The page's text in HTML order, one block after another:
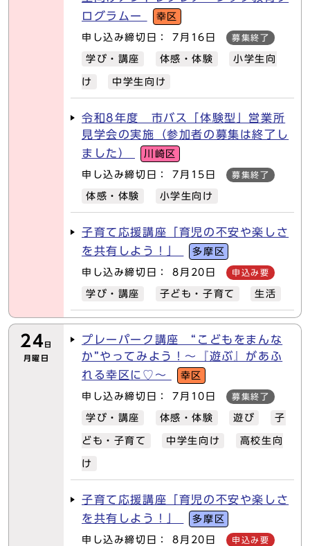
ログラムー
幸区
申し込み締切日： 7月16日 募集終了
学び・講座 体感・体験 小学生向
け 中学生向け
令和8年度 市バス「体験型」営業所
見学会の実施（参加者の募集は終了し
ました）
川崎区
申し込み締切日： 7月15日 募集終了
体感・体験 小学生向け
子育て応援講座「育児の不安や楽しさ
を共有しよう！」
多摩区
申し込み締切日： 8月20日 申込み要
学び・講座 子ども・子育て 生活
24 日
月曜日
プレーパーク講座 “こどもをまんな
か”やってみよう！～『遊ぶ』があふ
れる幸区に♡～
幸区
申し込み締切日： 7月10日 募集終了
学び・講座 体感・体験 遊び 子
ども・子育て 中学生向け 高校生向
け
子育て応援講座「育児の不安や楽しさ
を共有しよう！」
多摩区
申し込み締切日： 8月20日 申込み要